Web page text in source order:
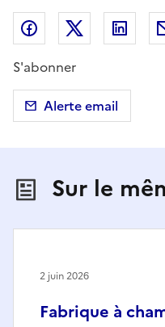
Partager surPartager
S'abonner
Alerte email
Sur le
Fabrique à
2 juin 2026